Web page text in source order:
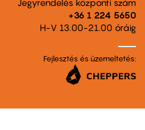
Jegyrendelés központi szám
+36 1 224 5650
H-V 13.00-21.00 óráig
Fejlesztés és üzemeltetés: